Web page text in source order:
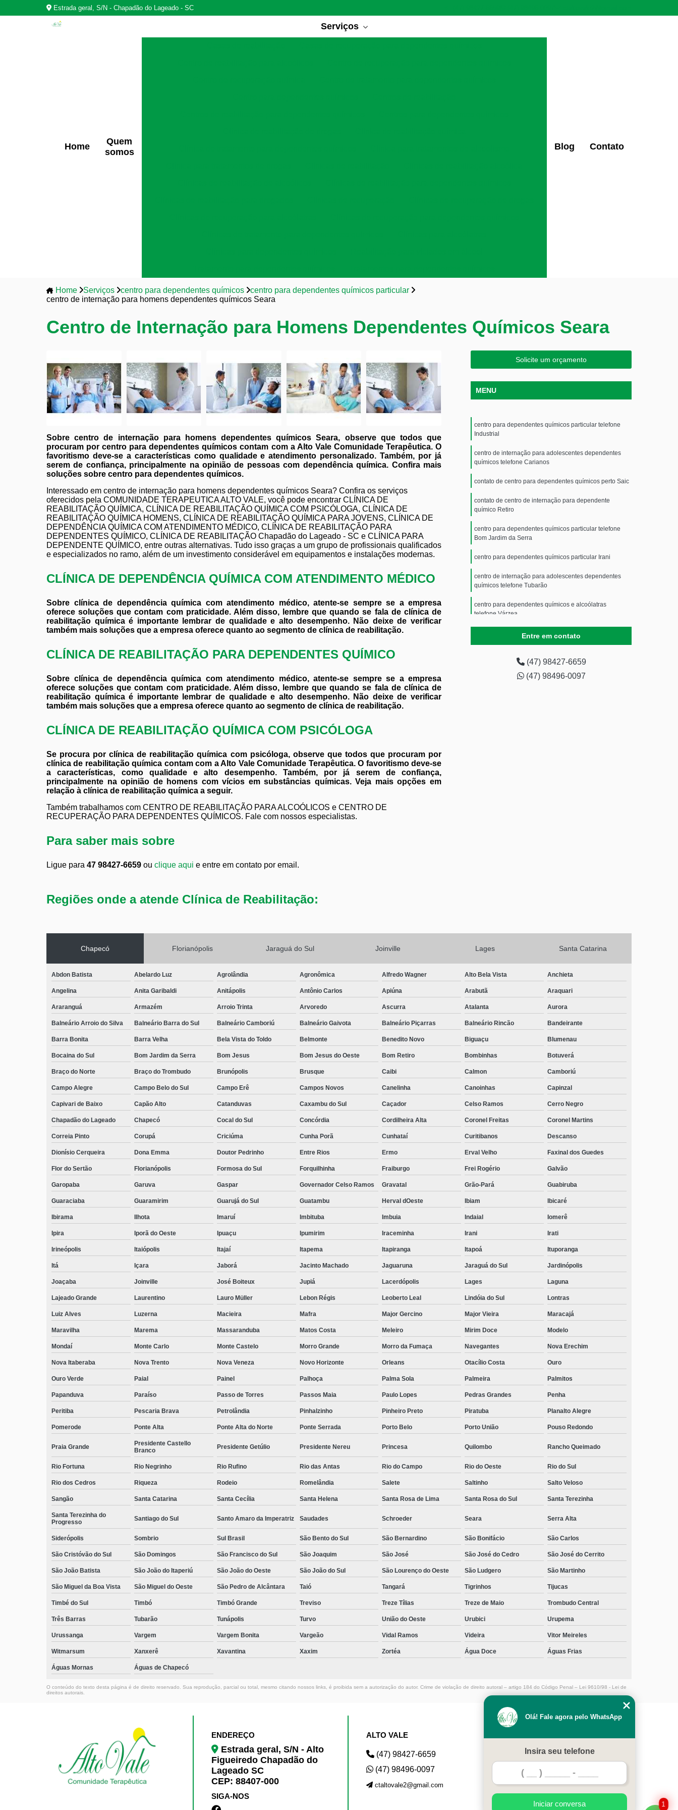
Estrada geral, S/N - Chapadão do Lageado - SC
Home
Quem
somos
Serviços
Blog Contato
Home Serviços centro para dependentes químicos
centro para dependentes químicos particular
centro de internação para homens dependentes químicos Seara
Centro de Internação para Homens Dependentes Químicos Seara
Sobre centro de internação para homens dependentes químicos Seara, observe que todos que
procuram por centro para dependentes químicos contam com a Alto Vale Comunidade Terapêutica. O
favoritismo deve-se a características como qualidade e atendimento personalizado. Também, por já
serem de confiança, principalmente na opinião de pessoas com dependência química. Confira mais
soluções sobre centro para dependentes químicos.
Interessado em centro de internação para homens dependentes químicos Seara? Confira os serviços
oferecidos pela COMUNIDADE TERAPEUTICA ALTO VALE, você pode encontrar CLÍNICA DE
REABILITAÇÃO QUÍMICA, CLÍNICA DE REABILITAÇÃO QUÍMICA COM PSICÓLOGA, CLÍNICA DE
REABILITAÇÃO QUÍMICA HOMENS, CLÍNICA DE REABILITAÇÃO QUÍMICA PARA JOVENS, CLÍNICA DE
DEPENDÊNCIA QUÍMICA COM ATENDIMENTO MÉDICO, CLÍNICA DE REABILITAÇÃO PARA
DEPENDENTES QUÍMICO, CLÍNICA DE REABILITAÇÃO Chapadão do Lageado - SC e CLÍNICA PARA
DEPENDENTE QUÍMICO, entre outras alternativas. Tudo isso graças a um grupo de profissionais qualificados
e especializados no ramo, além de um investimento considerável em equipamentos e instalações modernas.
CLÍNICA DE DEPENDÊNCIA QUÍMICA COM ATENDIMENTO MÉDICO
Sobre clínica de dependência química com atendimento médico, atente-se sempre se a empresa
oferece soluções que contam com praticidade. Além disso, lembre que quando se fala de clínica de
reabilitação química é importante lembrar de qualidade e alto desempenho. Não deixe de verificar
também mais soluções que a empresa oferece quanto ao segmento de clínica de reabilitação.
CLÍNICA DE REABILITAÇÃO PARA DEPENDENTES QUÍMICO
Sobre clínica de dependência química com atendimento médico, atente-se sempre se a empresa
oferece soluções que contam com praticidade. Além disso, lembre que quando se fala de clínica de
reabilitação química é importante lembrar de qualidade e alto desempenho. Não deixe de verificar
também mais soluções que a empresa oferece quanto ao segmento de clínica de reabilitação.
CLÍNICA DE REABILITAÇÃO QUÍMICA COM PSICÓLOGA
Se procura por clínica de reabilitação química com psicóloga, observe que todos que procuram por
clínica de reabilitação química contam com a Alto Vale Comunidade Terapêutica. O favoritismo deve-se
a características, como qualidade e alto desempenho. Também, por já serem de confiança,
principalmente na opinião de homens com vícios em substâncias químicas. Veja mais opções em
relação à clínica de reabilitação química a seguir.
Também trabalhamos com CENTRO DE REABILITAÇÃO PARA ALCOÓLICOS e CENTRO DE
RECUPERAÇÃO PARA DEPENDENTES QUÍMICOS. Fale com nossos especialistas.
Para saber mais sobre
Ligue para 47 98427-6659 ou clique aqui e entre em contato por email.
Solicite um orçamento
MENU
centro para dependentes químicos particular telefone
Industrial
centro de internação para adolescentes dependentes
químicos telefone Carianos
contato de centro para dependentes químicos perto Saic
contato de centro de internação para dependente
químico Retiro
centro para dependentes químicos particular telefone
Bom Jardim da Serra
centro para dependentes químicos particular Irani
centro de internação para adolescentes dependentes
químicos telefone Tubarão
centro para dependentes químicos e alcoólatras
telefone Várzea
contato de centro para dependentes químicos com
centro para dependentes químicos perto Sagrado
Entre em contato
(47) 98427-6659
(47) 98496-0097
Regiões onde a atende Clínica de Reabilitação:
Chapecó Florianópolis Jaraguá do Sul Joinville Lages Santa Catarina
Abdon Batista Abelardo Luz Agrolândia Agronômica Alfredo Wagner Alto Bela Vista Anchieta
Angelina Anita Garibaldi Anitápolis Antônio Carlos Apiúna Arabutã Araquari
Araranguá Armazém Arroio Trinta Arvoredo Ascurra Atalanta Aurora
Balneário Arroio do Silva Balneário Barra do Sul Balneário Camboriú Balneário Gaivota Balneário Piçarras Balneário Rincão Bandeirante
Barra Bonita Barra Velha Bela Vista do Toldo Belmonte Benedito Novo Biguaçu Blumenau
Bocaina do Sul Bom Jardim da Serra Bom Jesus Bom Jesus do Oeste Bom Retiro Bombinhas Botuverá
Braço do Norte Braço do Trombudo Brunópolis Brusque Caibi Calmon Camboriú
Campo Alegre Campo Belo do Sul Campo Erê Campos Novos Canelinha Canoinhas Capinzal
Capivari de Baixo Capão Alto Catanduvas Caxambu do Sul Caçador Celso Ramos Cerro Negro
Chapadão do Lageado Chapecó Cocal do Sul Concórdia Cordilheira Alta Coronel Freitas Coronel Martins
Correia Pinto Corupá Criciúma Cunha Porã Cunhataí Curitibanos Descanso
Dionísio Cerqueira Dona Emma Doutor Pedrinho Entre Rios Ermo Erval Velho Faxinal dos Guedes
Flor do Sertão Florianópolis Formosa do Sul Forquilhinha Fraiburgo Frei Rogério Galvão
Garopaba Garuva Gaspar Governador Celso Ramos Gravatal Grão-Pará Guabiruba
Guaraciaba Guaramirim Guarujá do Sul Guatambu Herval dOeste Ibiam Ibicaré
Ibirama Ilhota Imaruí Imbituba Imbuia Indaial Iomerê
Ipira Iporã do Oeste Ipuaçu Ipumirim Iraceminha Irani Irati
Irineópolis Itaiópolis Itajaí Itapema Itapiranga Itapoá Ituporanga
Itá Içara Jaborá Jacinto Machado Jaguaruna Jaraguá do Sul Jardinópolis
Joaçaba Joinville José Boiteux Jupiá Lacerdópolis Lages Laguna
Lajeado Grande Laurentino Lauro Müller Lebon Régis Leoberto Leal Lindóia do Sul Lontras
Luiz Alves Luzerna Macieira Mafra Major Gercino Major Vieira Maracajá
Maravilha Marema Massaranduba Matos Costa Meleiro Mirim Doce Modelo
Mondaí Monte Carlo Monte Castelo Morro Grande Morro da Fumaça Navegantes Nova Erechim
Nova Itaberaba Nova Trento Nova Veneza Novo Horizonte Orleans Otacílio Costa Ouro
Ouro Verde Paial Painel Palhoça Palma Sola Palmeira Palmitos
Papanduva Paraíso Passo de Torres Passos Maia Paulo Lopes Pedras Grandes Penha
Peritiba Pescaria Brava Petrolândia Pinhalzinho Pinheiro Preto Piratuba Planalto Alegre
Pomerode Ponte Alta Ponte Alta do Norte Ponte Serrada Porto Belo Porto União Pouso Redondo
Praia Grande
Presidente Castello
Branco
Presidente Getúlio Presidente Nereu Princesa Quilombo Rancho Queimado
Rio Fortuna Rio Negrinho Rio Rufino Rio das Antas Rio do Campo Rio do Oeste Rio do Sul
Rio dos Cedros Riqueza Rodeio Romelândia Salete Saltinho Salto Veloso
Sangão Santa Catarina Santa Cecília Santa Helena Santa Rosa de Lima Santa Rosa do Sul Santa Terezinha
Santa Terezinha do
Progresso
Santiago do Sul Santo Amaro da Imperatriz Saudades Schroeder Seara Serra Alta
Siderópolis Sombrio Sul Brasil São Bento do Sul São Bernardino São Bonifácio São Carlos
São Cristóvão do Sul São Domingos São Francisco do Sul São Joaquim São José São José do Cedro São José do Cerrito
São João Batista São João do Itaperiú São João do Oeste São João do Sul São Lourenço do Oeste São Ludgero São Martinho
São Miguel da Boa Vista São Miguel do Oeste São Pedro de Alcântara Taió Tangará Tigrinhos Tijucas
Timbé do Sul Timbó Timbó Grande Treviso Treze Tílias Treze de Maio Trombudo Central
Três Barras Tubarão Tunápolis Turvo União do Oeste Urubici Urupema
Urussanga Vargem Vargem Bonita Vargeão Vidal Ramos Videira Vitor Meireles
Witmarsum Xanxerê Xavantina Xaxim Zortéa Água Doce Águas Frias
Águas Mornas Águas de Chapecó
O conteúdo do texto desta página é de direito reservado. Sua reprodução, parcial ou total, mesmo citando nossos links, é proibida sem a autorização do autor. Crime de violação de direito autoral – artigo 184 do Código Penal – Lei 9610/98 - Lei de
direitos autorais
ENDEREÇO
Estrada geral, S/N - Alto
Figueiredo Chapadão do
Lageado SC
CEP: 88407-000
SIGA-NOS
ALTO VALE
(47) 98427-6659
(47) 98496-0097
ctaltovale2@gmail.com
HOME
EMPRESA
SERVIÇOS
MAPA DO SITE
1
Olá! Fale agora pelo WhatsApp
Insira seu telefone
Iniciar conversa